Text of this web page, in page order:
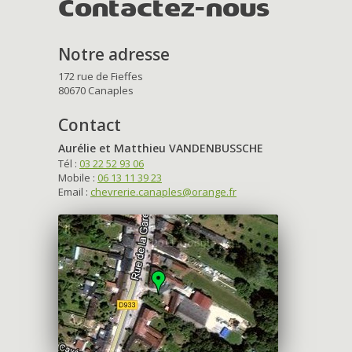
Contactez-nous
Notre adresse
172 rue de Fieffes
80670 Canaples
Contact
Aurélie et Matthieu VANDENBUSSCHE
Tél : 03 22 52 93 06
Mobile : 06 13 11 39 23
Email : chevrerie.canaples@orange.fr